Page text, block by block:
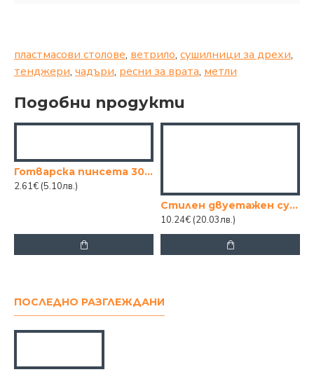
пластмасови столове, ветрило, сушилници за дрехи,
тенджери, чадъри, ресни за врата, метли
Подобни продукти
Готварска пинсета 30cm.
2.61€ (5.10лв.)
Стилен двуетажен сушилник за съдове смарт – практичност и елегантност в кухнята
10.24€ (20.03лв.)
ПОСЛЕДНО РАЗГЛЕЖДАНИ